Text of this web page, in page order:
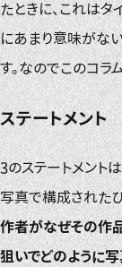
たときに、これはタ
にあまり意味がな
す。なのでこのコラ
ステートメント
3のステートメント
写真で構成されたひ
作者がなぜその作
狙いでどのように